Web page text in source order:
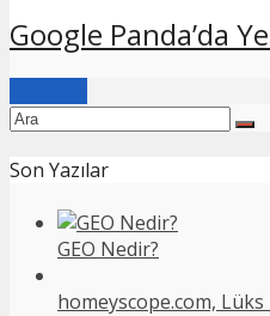
Google Panda’da
Son Yazılar
GEO Nedir?
homeyscope.com, Lüks